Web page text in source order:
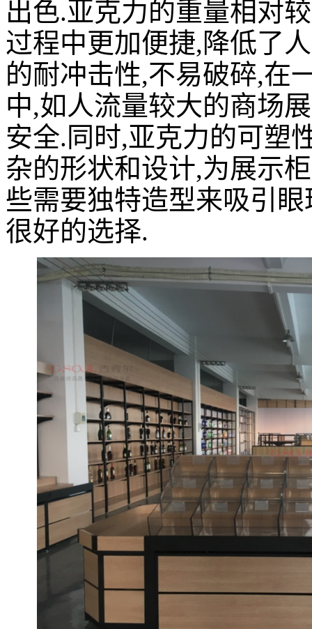
出色.亚克力的重量相对
过程中更加便捷,降低了
的耐冲击性,不易破碎,在
中,如人流量较大的商场
安全.同时,亚克力的可塑
杂的形状和设计,为展示
些需要独特造型来吸引
很好的选择.